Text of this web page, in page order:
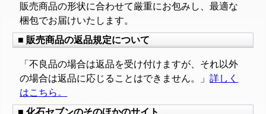
販売商品の形状に合わせて厳重にお包みし、最適な
梱包でお届けいたします。
■ 販売商品の返品規定について
「不良品の場合は返品を受け付けますが、それ以外
の場合は返品に応じることはできません。」詳しく
はこちら。